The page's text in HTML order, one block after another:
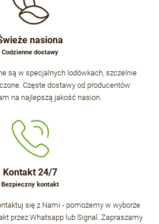
nasiona
Codzienne dostawy
są w specjalnych lodówkach, szczelnie
Częste dostawy od producentów
na najlepszą jakość nasion.
Kontakt 24/7
Bezpieczny kontakt
się z Nami - pomożemy w wyborze
przez Whatsapp lub Signal. Zapraszamy